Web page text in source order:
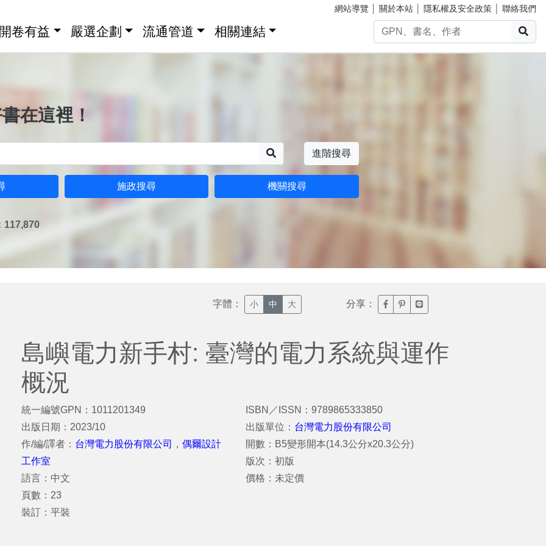
網站導覽 關於本站 隱私權及安全政策 聯絡我們
卷有益 嚴選企劃 流通管道 相關連結
在這裡！
進階搜尋
施政搜尋 機關搜尋
117,870
字體： 小 中 大 分享： 臉書分享(另開新視窗)
噗浪分享(另開新視窗)
Line分享(另開新視窗)
島嶼電力新手村: 臺灣的電力系統與運作
概況
統一編號GPN：1011201349
出版日期：2023/10
作/編/譯者： 台灣電力股份有限公司 ， 偶爾設計
工作室
語言：中文
頁數：23
裝訂：平裝
ISBN／ISSN：9789865333850
出版單位： 台灣電力股份有限公司
開數：B5變形開本(14.3公分x20.3公分)
版次：初版
價格：未定價